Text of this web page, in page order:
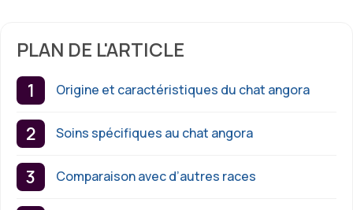
PLAN DE L'ARTICLE
Origine et caractéristiques du chat angora
Soins spécifiques au chat angora
Comparaison avec d’autres races